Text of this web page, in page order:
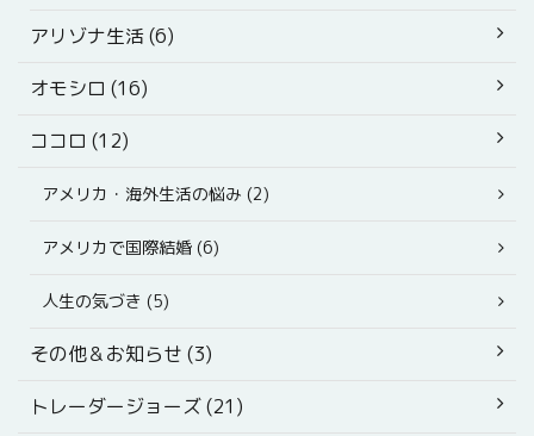
アリゾナ生活 (6)
オモシロ (16)
ココロ (12)
アメリカ・海外生活の悩み (2)
アメリカで国際結婚 (6)
人生の気づき (5)
その他＆お知らせ (3)
トレーダージョーズ (21)